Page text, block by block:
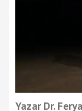
Yazar Dr.